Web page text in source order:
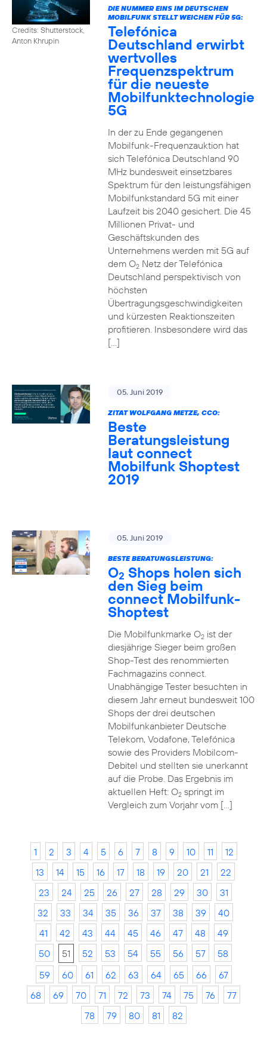
Credits: Shutterstock,
Anton Khrupin
DIE NUMMER EINS IM DEUTSCHEN
MOBILFUNK STELLT WEICHEN FÜR 5G:
Telefónica
Deutschland erwirbt
wertvolles
Frequenzspektrum
für die neueste
Mobilfunktechnologie
5G
In der zu Ende gegangenen
Mobilfunk-Frequenzauktion hat
sich Telefónica Deutschland 90
MHz bundesweit einsetzbares
Spektrum für den leistungsfähigen
Mobilfunkstandard 5G mit einer
Laufzeit bis 2040 gesichert. Die 45
Millionen Privat- und
Geschäftskunden des
Unternehmens werden mit 5G auf
dem O2Netz der Telefónica
Deutschland perspektivisch von
höchsten
Übertragungsgeschwindigkeiten
und kürzesten Reaktionszeiten
profitieren. Insbesondere wird das
[…]
05. Juni 2019
ZITAT WOLFGANG METZE, CCO:
Beste
Beratungsleistung
laut connect
Mobilfunk Shoptest
2019
05. Juni 2019
BESTE BERATUNGSLEISTUNG:
O2 Shops holen sich
den Sieg beim
connect Mobilfunk-
Shoptest
Die Mobilfunkmarke O2ist der
diesjährige Sieger beim großen
Shop-Test des renommierten
Fachmagazins connect.
Unabhängige Tester besuchten in
diesem Jahr erneut bundesweit 100
Shops der drei deutschen
Mobilfunkanbieter Deutsche
Telekom, Vodafone, Telefónica
sowie des Providers Mobilcom-
Debitel und stellten sie unerkannt
auf die Probe. Das Ergebnis im
aktuellen Heft: O2springt im
Vergleich zum Vorjahr vom […]
1 2 3 4 5 6 7 8 9 10 11
12
13
14 15 16 17 18 19 20 21
22
23
24 25 26 27 28 29 30
31
32
33 34 35 36 37 38 39
40
41
42 43 44 45 46 47 48
49
50
51 52 53 54 55 56 57
58
59
60 61 62 63 64 65 66
67
68
69 70 71 72 73 74 75 76
77
78
79 80 81 82